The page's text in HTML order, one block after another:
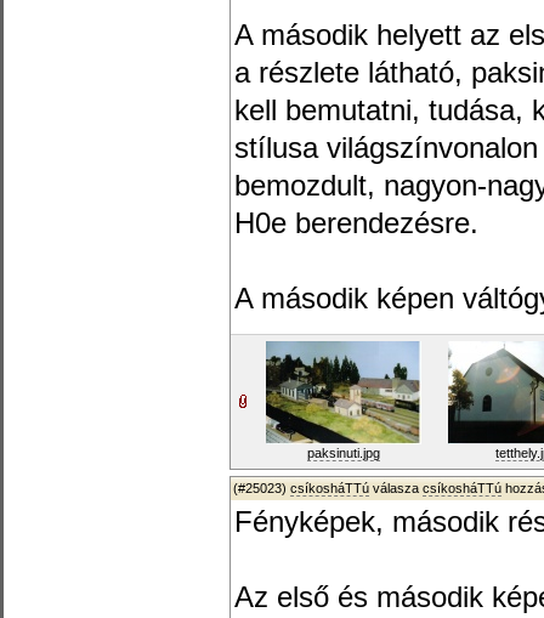
A második helyett az
a részlete látható,
kell bemutatni, tudása,
stílusa
bemozdult, nagyon-
H0e berendezésre.
A második képen
paksinuti.jpg
(#25023) csíkosháTTú válasza csíkosháTTú
Fényképek, második
Az első és második